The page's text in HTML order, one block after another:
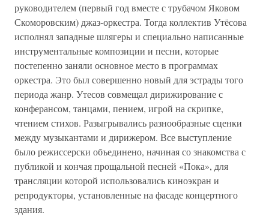
руководителем (первый год вместе с трубачом Яковом
Скоморовским) джаз-оркестра. Тогда коллектив Утёсова
исполнял западные шлягеры и специально написанные
инструментальные композиции и песни, которые
постепенно заняли основное место в программах
оркестра. Это был совершенно новый для эстрады того
периода жанр. Утесов совмещал дирижирование с
конферансом, танцами, пением, игрой на скрипке,
чтением стихов. Разыгрывались разнообразные сценки
между музыкантами и дирижером. Все выступление
было режиссерски объединено, начиная со знакомства с
публикой и кончая прощальной песней «Пока», для
трансляции которой использовались киноэкран и
репродукторы, установленные на фасаде концертного
здания.